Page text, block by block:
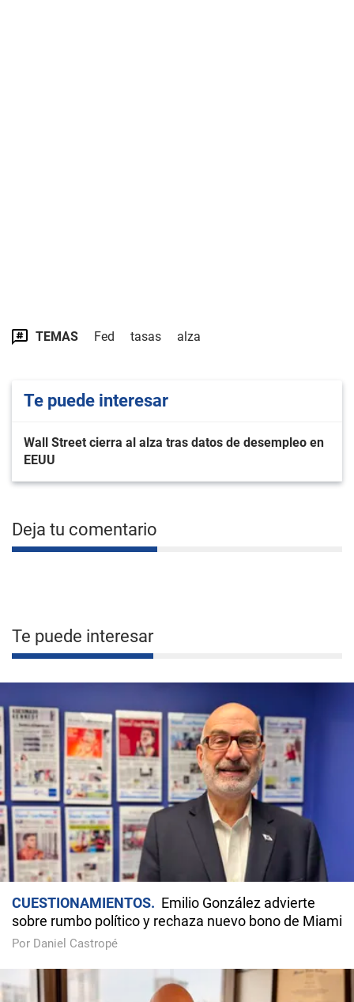
TEMAS Fed tasas alza
Te puede interesar
Wall Street cierra al alza tras datos de desempleo en
EEUU
Deja tu comentario
Te puede interesar
CUESTIONAMIENTOS
Emilio González advierte
sobre rumbo político y rechaza nuevo bono de Miami
Por Daniel Castropé